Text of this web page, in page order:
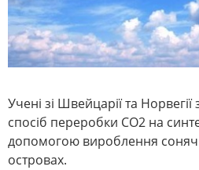
Учені зі Швейцарії та
спосіб переробки CO2 на
допомогою вироблення
островах.